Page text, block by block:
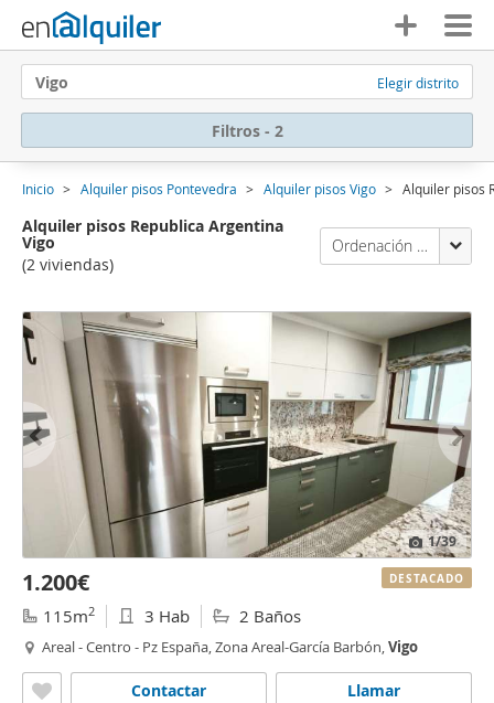
Vigo Elegir distrito
Filtros - 2
Inicio Alquiler pisos Pontevedra Alquiler pisos Vigo Alquiler pisos
Alquiler pisos Republica Argentina
Vigo
(2 viviendas)
Ordenación Enalquiler
1/39
1.200€
115m2 3 Hab 2 Baños
Areal - Centro - Pz España, Zona Areal-García Barbón,Vigo
Llamar
Contactar
DESTACADO